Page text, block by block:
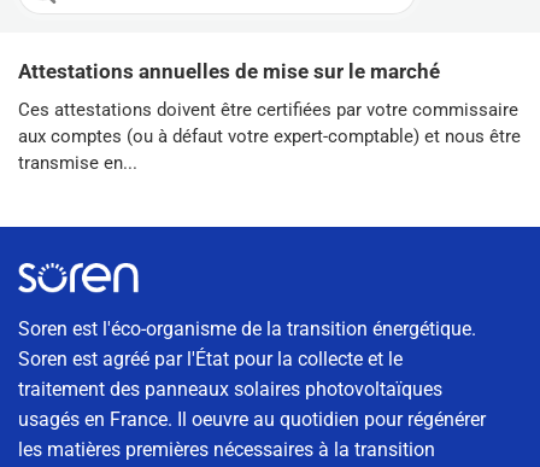
For
Attestations annuelles de mise sur le marché
Ces attestations doivent être certifiées par votre commissaire
aux comptes (ou à défaut votre expert-comptable) et nous être
transmise en...
Soren est l'éco-organisme de la transition énergétique.
Soren est agréé par l'État pour la collecte et le
traitement des panneaux solaires photovoltaïques
usagés en France. Il oeuvre au quotidien pour régénérer
les matières premières nécessaires à la transition